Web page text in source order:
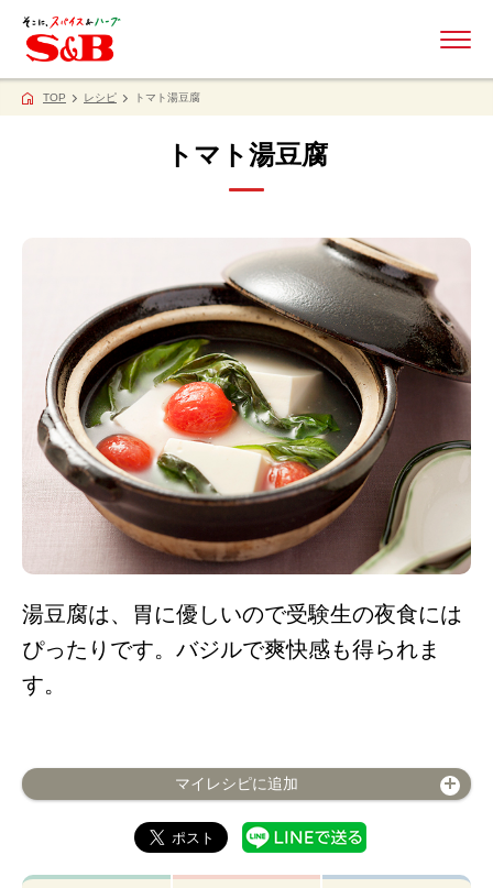
TOP レシピ トマト湯豆腐
トマト湯豆腐
湯豆腐は、胃に優しいので受験生の夜食には
ぴったりです。バジルで爽快感も得られま
す。
マイレシピに追加